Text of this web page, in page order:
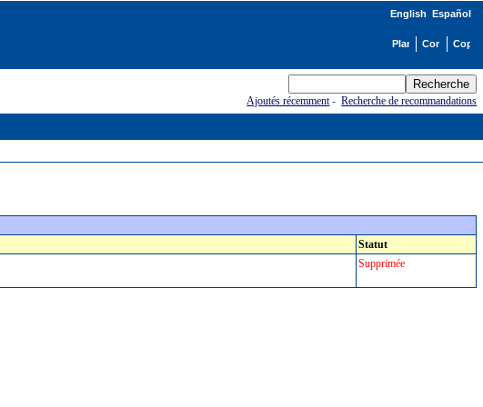
English Español
Ajoutés récemment-Recherche de recommandations
Statut
Supprimée